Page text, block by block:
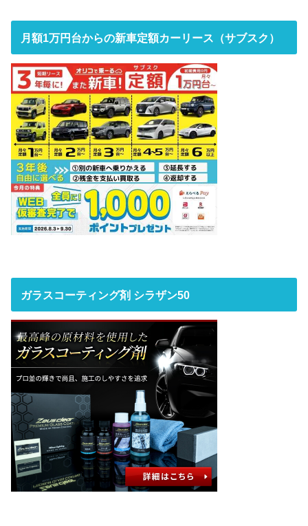
月額1万円台からの新車定額カーリース（サブスク）
ガラスコーティング剤 シラザン50